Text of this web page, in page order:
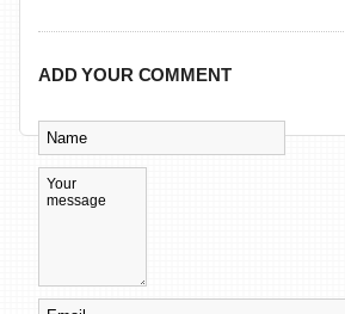
ADD YOUR COMMENT